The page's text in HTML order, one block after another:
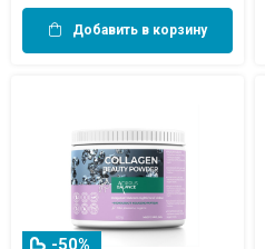
Добавить в корзину
-50%